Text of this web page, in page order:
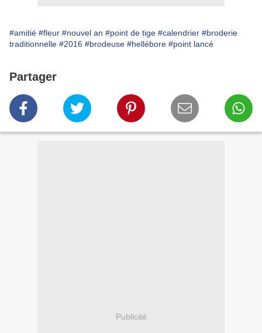
#amitié #fleur #nouvel an #point de tige #calendrier #broderie
traditionnelle #2016 #brodeuse #hellébore #point lancé
Partager
Publicité